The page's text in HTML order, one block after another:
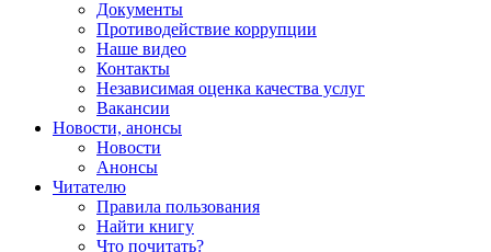
Документы
Противодействие коррупции
Наше видео
Контакты
Независимая оценка качества услуг
Вакансии
Новости, анонсы
Новости
Анонсы
Читателю
Правила пользования
Найти книгу
Что почитать?